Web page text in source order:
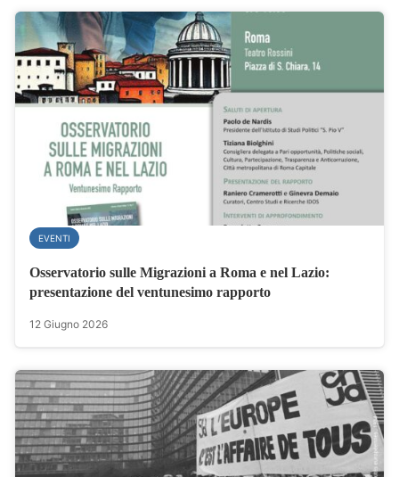
EVENTI
Osservatorio sulle Migrazioni a Roma e nel Lazio:
presentazione del ventunesimo rapporto
12 Giugno 2026